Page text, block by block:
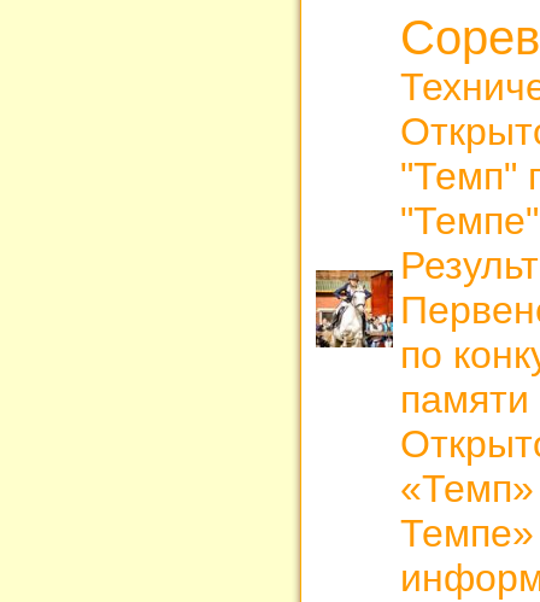
"Темп"
по
«Темп»